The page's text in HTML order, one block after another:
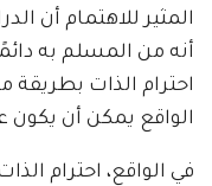
المثير للاهتمام أن
أنه من المسلم به
احترام الذات بطريقة
الواقع يمكن أن
في الواقع، احترام